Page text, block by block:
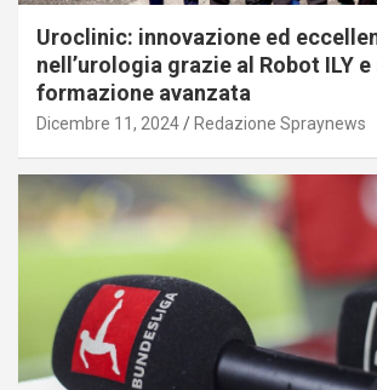
Uroclinic: innovazione ed
nell’urologia grazie al Robot ILY e
formazione avanzata
Dicembre 11, 2024 Redazione Spraynews